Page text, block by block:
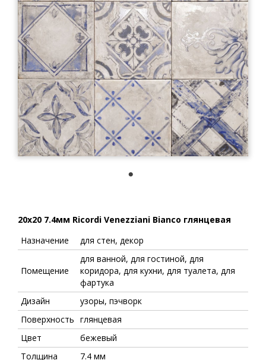
20x20 7.4мм Ricordi Venezziani Bianco глянцевая
Назначение
для стен, декор
Помещение
для ванной, для гостиной, для
коридора, для кухни, для туалета, для
фартука
Дизайн
узоры, пэчворк
Поверхность глянцевая
Цвет
бежевый
Толщина
7.4 мм